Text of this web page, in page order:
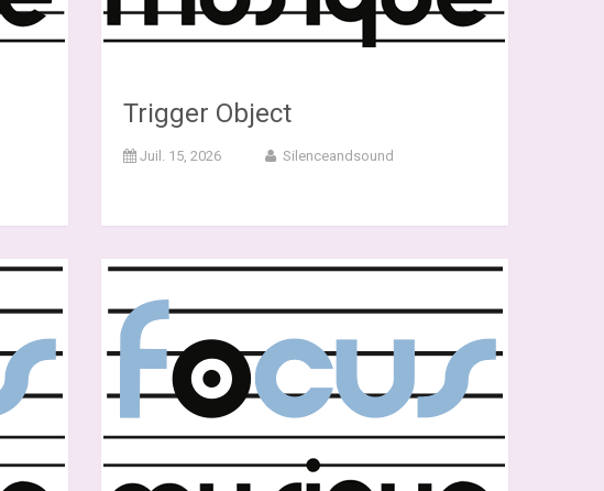
Trigger Object
Juil. 15, 2026 Silenceandsound